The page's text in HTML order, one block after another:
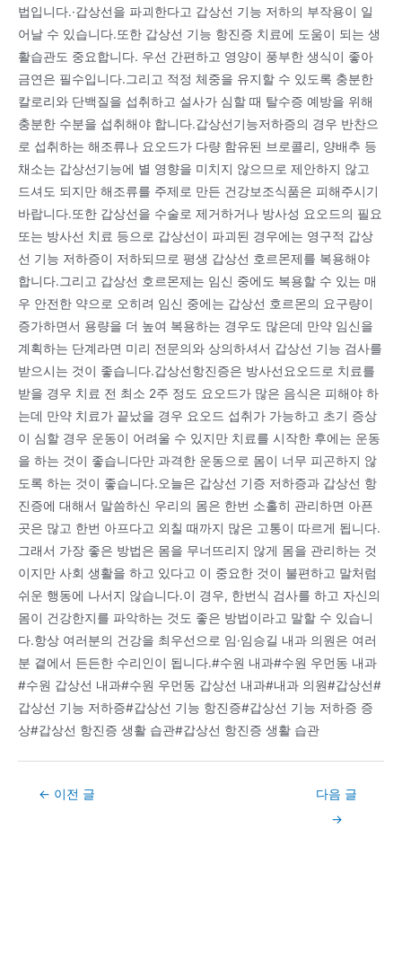
법입니다.·갑상선을 파괴한다고 갑상선 기능 저하의 부작용이 일
어날 수 있습니다.또한 갑상선 기능 항진증 치료에 도움이 되는 생
활습관도 중요합니다. 우선 간편하고 영양이 풍부한 생식이 좋아
금연은 필수입니다.그리고 적정 체중을 유지할 수 있도록 충분한
칼로리와 단백질을 섭취하고 설사가 심할 때 탈수증 예방을 위해
충분한 수분을 섭취해야 합니다.갑상선기능저하증의 경우 반찬으
로 섭취하는 해조류나 요오드가 다량 함유된 브로콜리, 양배추 등
채소는 갑상선기능에 별 영향을 미치지 않으므로 제안하지 않고
드셔도 되지만 해조류를 주제로 만든 건강보조식품은 피해주시기
바랍니다.또한 갑상선을 수술로 제거하거나 방사성 요오드의 필요
또는 방사선 치료 등으로 갑상선이 파괴된 경우에는 영구적 갑상
선 기능 저하증이 저하되므로 평생 갑상선 호르몬제를 복용해야
합니다.그리고 갑상선 호르몬제는 임신 중에도 복용할 수 있는 매
우 안전한 약으로 오히려 임신 중에는 갑상선 호르몬의 요구량이
증가하면서 용량을 더 높여 복용하는 경우도 많은데 만약 임신을
계획하는 단계라면 미리 전문의와 상의하셔서 갑상선 기능 검사를
받으시는 것이 좋습니다.갑상선항진증은 방사선요오드로 치료를
받을 경우 치료 전 최소 2주 정도 요오드가 많은 음식은 피해야 하
는데 만약 치료가 끝났을 경우 요오드 섭취가 가능하고 초기 증상
이 심할 경우 운동이 어려울 수 있지만 치료를 시작한 후에는 운동
을 하는 것이 좋습니다만 과격한 운동으로 몸이 너무 피곤하지 않
도록 하는 것이 좋습니다.오늘은 갑상선 기증 저하증과 갑상선 항
진증에 대해서 말씀하신 우리의 몸은 한번 소홀히 관리하면 아픈
곳은 많고 한번 아프다고 외칠 때까지 많은 고통이 따르게 됩니다.
그래서 가장 좋은 방법은 몸을 무너뜨리지 않게 몸을 관리하는 것
이지만 사회 생활을 하고 있다고 이 중요한 것이 불편하고 말처럼
쉬운 행동에 나서지 않습니다.이 경우, 한번식 검사를 하고 자신의
몸이 건강한지를 파악하는 것도 좋은 방법이라고 말할 수 있습니
다.항상 여러분의 건강을 최우선으로 임·임승길 내과 의원은 여러
분 곁에서 든든한 수리인이 됩니다.#수원 내과#수원 우먼동 내과
#수원 갑상선 내과#수원 우먼동 갑상선 내과#내과 의원#갑상선#
갑상선 기능 저하증#갑상선 기능 항진증#갑상선 기능 저하증 증
상#갑상선 항진증 생활 습관#갑상선 항진증 생활 습관
Post← 이전 글
다음 글
→